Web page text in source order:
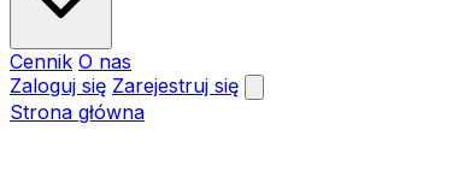
Cennik O nas
Zaloguj się Zarejestruj się
Strona główna